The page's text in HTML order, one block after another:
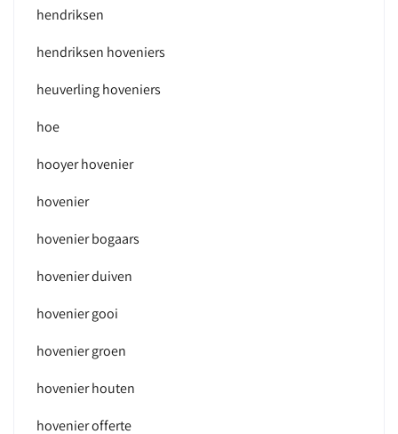
hendriksen
hendriksen hoveniers
heuverling hoveniers
hoe
hooyer hovenier
hovenier
hovenier bogaars
hovenier duiven
hovenier gooi
hovenier groen
hovenier houten
hovenier offerte